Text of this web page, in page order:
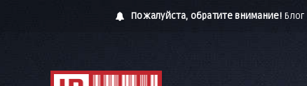
Пожалуйста, обратите внимание! Блог